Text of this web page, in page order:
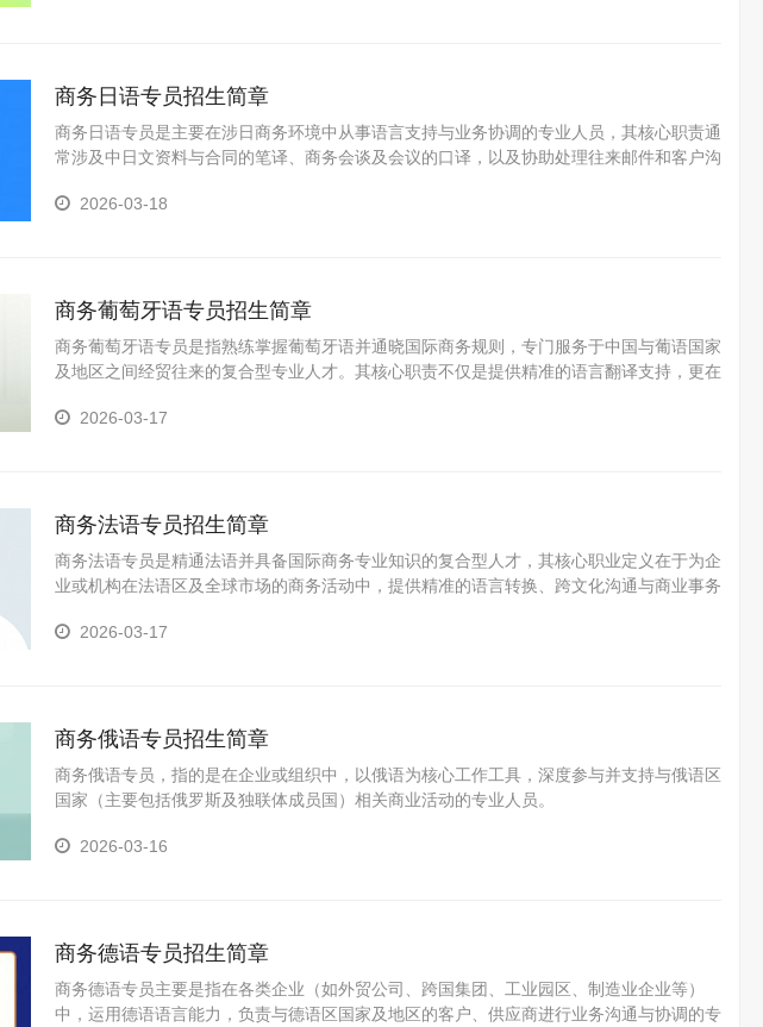
商务日语专员招生简章
商务日语专员是主要在涉日商务环境中从事语言支持与业务协调的专业人员，其核心职责通
常涉及中日文资料与合同的笔译、商务会谈及会议的口译，以及协助处理往来邮件和客户沟
2026-03-18
商务葡萄牙语专员招生简章
商务葡萄牙语专员是指熟练掌握葡萄牙语并通晓国际商务规则，专门服务于中国与葡语国家
及地区之间经贸往来的复合型专业人才。其核心职责不仅是提供精准的语言翻译支持，更在
关系维护及项目落地执行等环节。
2026-03-17
商务法语专员招生简章
商务法语专员是精通法语并具备国际商务专业知识的复合型人才，其核心职业定义在于为企
业或机构在法语区及全球市场的商务活动中，提供精准的语言转换、跨文化沟通与商业事务
2026-03-17
商务俄语专员招生简章
商务俄语专员，指的是在企业或组织中，以俄语为核心工作工具，深度参与并支持与俄语区
国家（主要包括俄罗斯及独联体成员国）相关商业活动的专业人员。
2026-03-16
商务德语专员招生简章
商务德语专员主要是指在各类企业（如外贸公司、跨国集团、工业园区、制造业企业等）
中，运用德语语言能力，负责与德语区国家及地区的客户、供应商进行业务沟通与协调的专